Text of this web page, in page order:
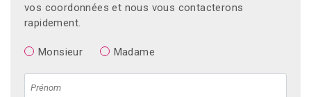
vos coordonnées et nous vous contacterons
rapidement.
Monsieur Madame